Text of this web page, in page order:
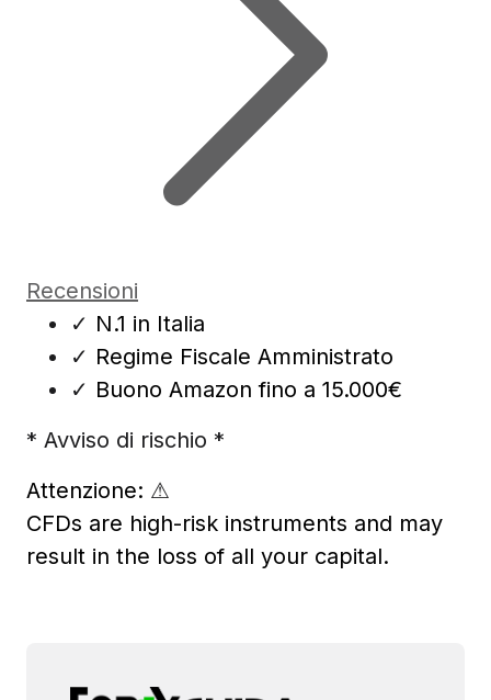
Recensioni
✓ N.1 in Italia
✓ Regime Fiscale Amministrato
✓ Buono Amazon fino a 15.000€
* Avviso di rischio *
Attenzione: ⚠
CFDs are high-risk instruments and may
result in the loss of all your capital.